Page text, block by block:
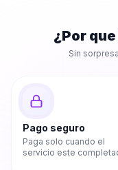
¿Por
Sin
Pago seguro
Paga solo cuando el
servicio este